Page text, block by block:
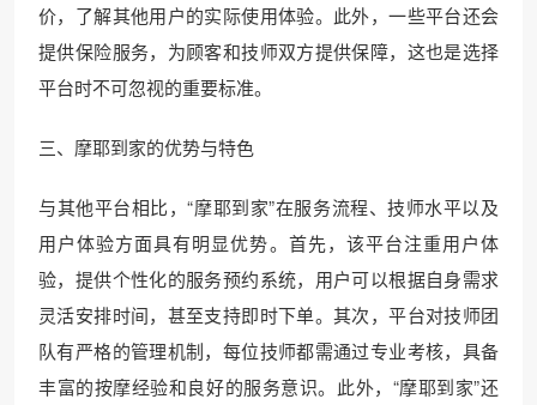
价，了解其他用户的实际使用体验。此外，一些平台还会
提供保险服务，为顾客和技师双方提供保障，这也是选择
平台时不可忽视的重要标准。
三、摩耶到家的优势与特色
与其他平台相比，“摩耶到家”在服务流程、技师水平以及
用户体验方面具有明显优势。首先，该平台注重用户体
验，提供个性化的服务预约系统，用户可以根据自身需求
灵活安排时间，甚至支持即时下单。其次，平台对技师团
队有严格的管理机制，每位技师都需通过专业考核，具备
丰富的按摩经验和良好的服务意识。此外，“摩耶到家”还